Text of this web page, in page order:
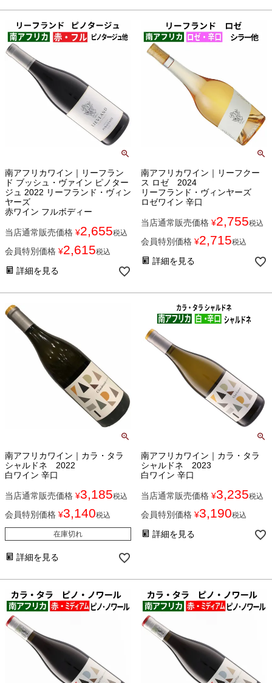
南アフリカワイン｜リーフラン
ド ブッシュ・ヴァイン ピノター
ジュ 2022 リーフランド・ヴィン
ヤーズ
赤ワイン フルボディー
当店通常販売価格 ¥2,655税込
会員特別価格 ¥2,615税込
詳細を見る
南アフリカワイン｜リーフクー
ス ロゼ 2024
リーフランド・ヴィンヤーズ
ロゼワイン 辛口
当店通常販売価格 ¥2,755税込
会員特別価格 ¥2,715税込
詳細を見る
南アフリカワイン｜カラ・タラ
シャルドネ 2022
白ワイン 辛口
当店通常販売価格 ¥3,185税込
会員特別価格 ¥3,140税込
在庫切れ
詳細を見る
南アフリカワイン｜カラ・タラ
シャルドネ 2023
白ワイン 辛口
当店通常販売価格 ¥3,235税込
会員特別価格 ¥3,190税込
詳細を見る